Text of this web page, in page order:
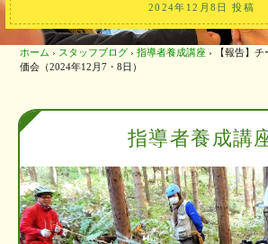
2024年12月8日 投稿
ホーム › スタッフブログ › 指導者養成講座 › 【報告】
価会（2024年12月7・8日）
指導者養成講